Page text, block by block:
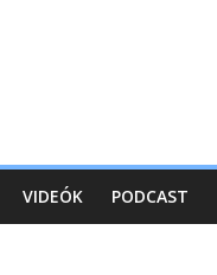
VIDEÓK PODCAST